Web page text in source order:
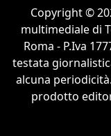
Copyright ©
multimediale di
Roma - P.Iva
testata
alcuna
prodotto